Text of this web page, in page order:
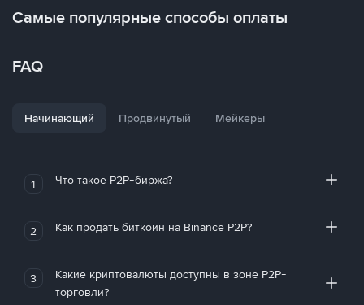
Самые популярные способы оплаты
FAQ
Начинающий Продвинутый Мейкеры
1 Что такое P2P-биржа?
2 Как продать биткоин на Binance P2P?
3
Какие криптовалюты доступны в зоне P2P-
торговли?